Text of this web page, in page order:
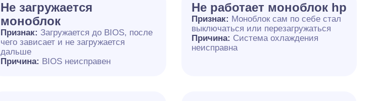
Не загружается
моноблок
Признак: Загружается до BIOS, после
чего зависает и не загружается
дальше
Причина: BIOS неисправен
Не работает моноблок hp
Признак: Моноблок сам по себе стал
выключаться или перезагружаться
Причина: Система охлаждения
неисправна